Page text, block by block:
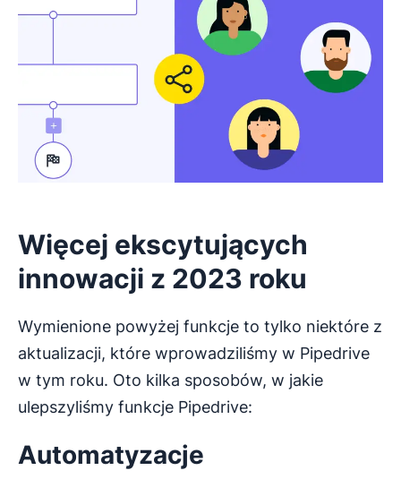
Więcej ekscytujących
innowacji z 2023 roku
Wymienione powyżej funkcje to tylko niektóre z
aktualizacji, które wprowadziliśmy w Pipedrive
w tym roku. Oto kilka sposobów, w jakie
ulepszyliśmy funkcje Pipedrive:
Automatyzacje